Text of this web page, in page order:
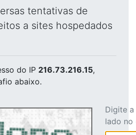
tentativas de
a sites hospedados
do IP 216.73.216.15,
abaixo.
Digite
lado no